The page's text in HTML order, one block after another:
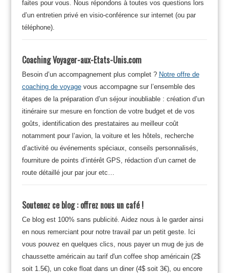
faites pour vous. Nous répondons à toutes vos questions lors
d’un entretien privé en visio-conférence sur internet (ou par
téléphone).
Coaching Voyager-aux-Etats-Unis.com
Besoin d’un accompagnement plus complet ? Notre offre de
coaching de voyagevous accompagne sur l’ensemble des
étapes de la préparation d’un séjour inoubliable : création d’un
itinéraire sur mesure en fonction de votre budget et de vos
goûts, identification des prestataires au meilleur coût
notamment pour l’avion, la voiture et les hôtels, recherche
d’activité ou événements spéciaux, conseils personnalisés,
fourniture de points d’intérêt GPS, rédaction d’un carnet de
route détaillé jour par jour etc…
Soutenez ce blog : offrez nous un café !
Ce blog est 100% sans publicité. Aidez nous à le garder ainsi
en nous remerciant pour notre travail par un petit geste. Ici
vous pouvez en quelques clics, nous payer un mug de jus de
chaussette américain au tarif d'un coffee shop américain (2$
soit 1.5€), un coke float dans un diner (4$ soit 3€), ou encore